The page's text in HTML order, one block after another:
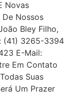
Novas
Nossos
Bley Filho,
(41) 3265-3394
E-Mail:
Em Contato
Suas
Um Prazer